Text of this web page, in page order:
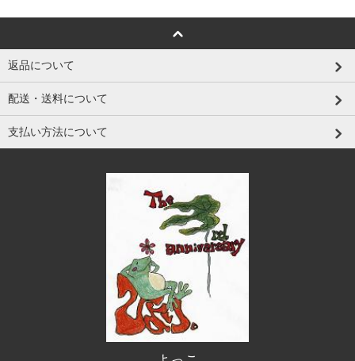
返品について
配送・送料について
支払い方法について